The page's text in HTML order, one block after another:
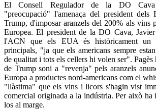
El Consell Regulador de la DO
"preocupació" l'amenaça del president dels
Trump, d'imposar aranzels del 200% als vins
Europea. El president de la DO Cava,
l'ACN que els EUA és històricament un
principals, "ja que els americans sempre
de qualitat i tots els cellers hi volen ser". Pagès
de Trump soni a "revenja" pels aranzels
Europa a productes nord-americans com el
"llàstima" que els vins i licors s'hagin vist
comercial originada a la indústria. Per això
los al marge.